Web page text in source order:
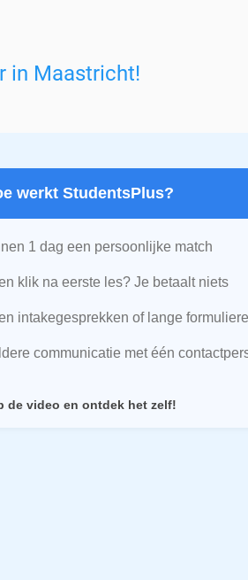
in Maastricht!
werkt StudentsPlus?
1 dag een persoonlijke match
klik na eerste les? Je betaalt niets
intakegesprekken of lange
communicatie met één
de video en ontdek het zelf!